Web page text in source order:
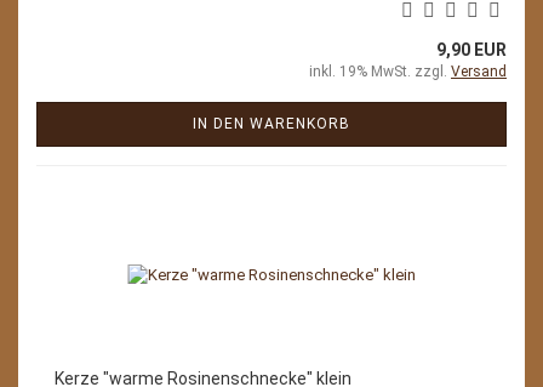
9,90 EUR
inkl. 19% MwSt. zzgl. Versand
IN DEN WARENKORB
Kerze "warme Rosinenschnecke" klein